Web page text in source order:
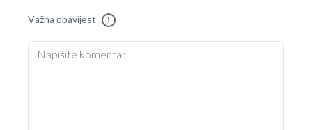
Važna obavijest !